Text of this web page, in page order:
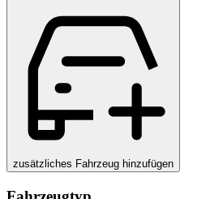
zusätzliches Fahrzeug hinzufügen